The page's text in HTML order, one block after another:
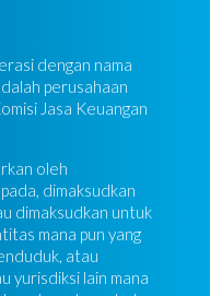
dengan nama
perusahaan
Jasa Keuangan
oleh
dimaksudkan
dimaksudkan untuk
mana pun yang
atau
yurisdiksi lain mana